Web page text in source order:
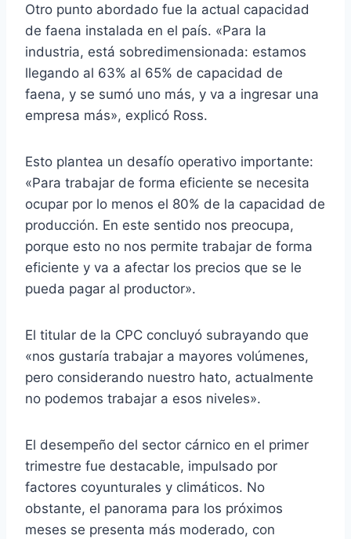
Otro punto abordado fue la actual capacidad
de faena instalada en el país. «Para la
industria, está sobredimensionada: estamos
llegando al 63% al 65% de capacidad de
faena, y se sumó uno más, y va a ingresar una
empresa más», explicó Ross.
Esto plantea un desafío operativo importante:
«Para trabajar de forma eficiente se necesita
ocupar por lo menos el 80% de la capacidad de
producción. En este sentido nos preocupa,
porque esto no nos permite trabajar de forma
eficiente y va a afectar los precios que se le
pueda pagar al productor».
El titular de la CPC concluyó subrayando que
«nos gustaría trabajar a mayores volúmenes,
pero considerando nuestro hato, actualmente
no podemos trabajar a esos niveles».
El desempeño del sector cárnico en el primer
trimestre fue destacable, impulsado por
factores coyunturales y climáticos. No
obstante, el panorama para los próximos
meses se presenta más moderado, con